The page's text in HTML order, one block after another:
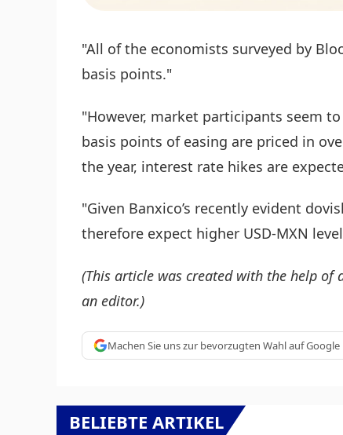
"All of the economists surveyed by
basis points."
"However, market participants seem
basis points of easing are priced in
the year, interest rate hikes are
"Given Banxico’s recently evident
therefore expect higher USD-MXN
(This article was created with the help
an editor.)
Machen Sie uns zur bevorzugten Wahl auf Google
BELIEBTE ARTIKEL